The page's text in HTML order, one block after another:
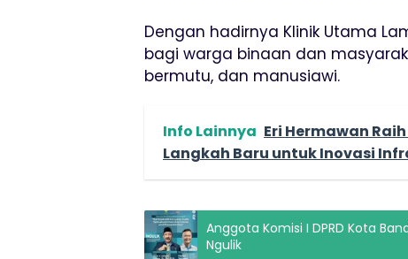
Dengan hadirnya Klinik Utama
bagi warga binaan dan
bermutu, dan manusiawi.
Info Lainnya Eri Hermawan
Langkah Baru untuk Inovasi
Anggota Komisi I DPRD Kota
Ngulik